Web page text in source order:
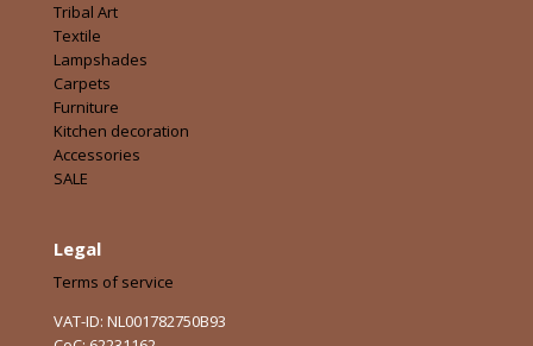
Tribal Art
Textile
Lampshades
Carpets
Furniture
Kitchen decoration
Accessories
SALE
Legal
Terms of service
VAT-ID: NL001782750B93